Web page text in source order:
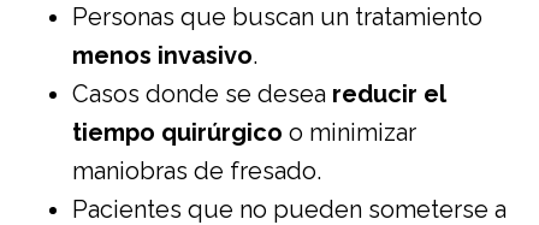
Personas que buscan un tratamiento
menos invasivo.
Casos donde se desea reducir el
tiempo quirúrgico o minimizar
maniobras de fresado.
Pacientes que no pueden someterse a